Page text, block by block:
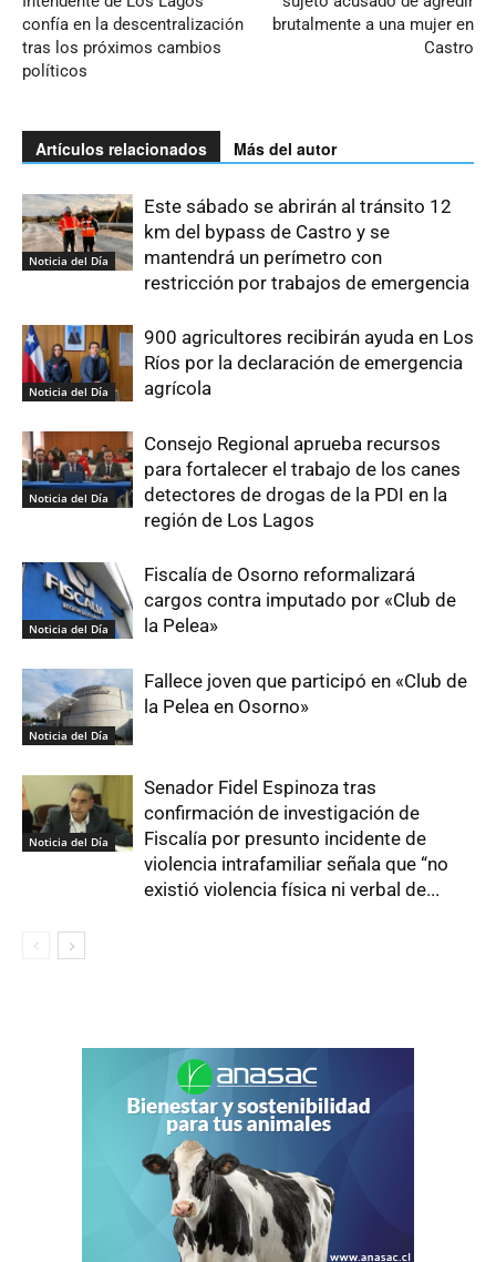
confía en la descentralización
tras los próximos cambios
políticos
brutalmente a una mujer en
Castro
Artículos relacionados Más del autor
Noticia del Día
Este sábado se abrirán al tránsito 12
km del bypass de Castro y se
mantendrá un perímetro con
restricción por trabajos de emergencia
Noticia del Día
900 agricultores recibirán ayuda en Los
Ríos por la declaración de emergencia
agrícola
Noticia del Día
Consejo Regional aprueba recursos
para fortalecer el trabajo de los canes
detectores de drogas de la PDI en la
región de Los Lagos
Noticia del Día
Fiscalía de Osorno reformalizará
cargos contra imputado por «Club de
la Pelea»
Noticia del Día
Fallece joven que participó en «Club de
la Pelea en Osorno»
Noticia del Día
Senador Fidel Espinoza tras
confirmación de investigación de
Fiscalía por presunto incidente de
violencia intrafamiliar señala que “no
existió violencia física ni verbal de...